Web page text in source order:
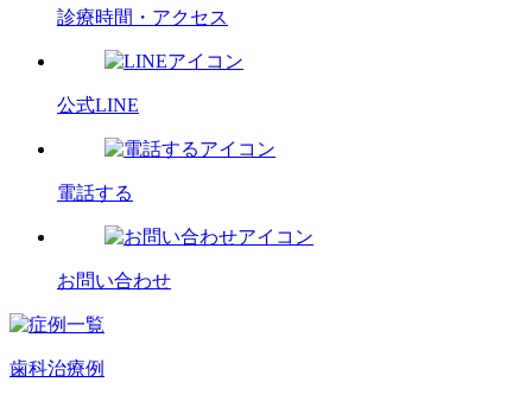
診療時間・アクセス
公式LINE
電話する
お問い合わせ
歯科治療例